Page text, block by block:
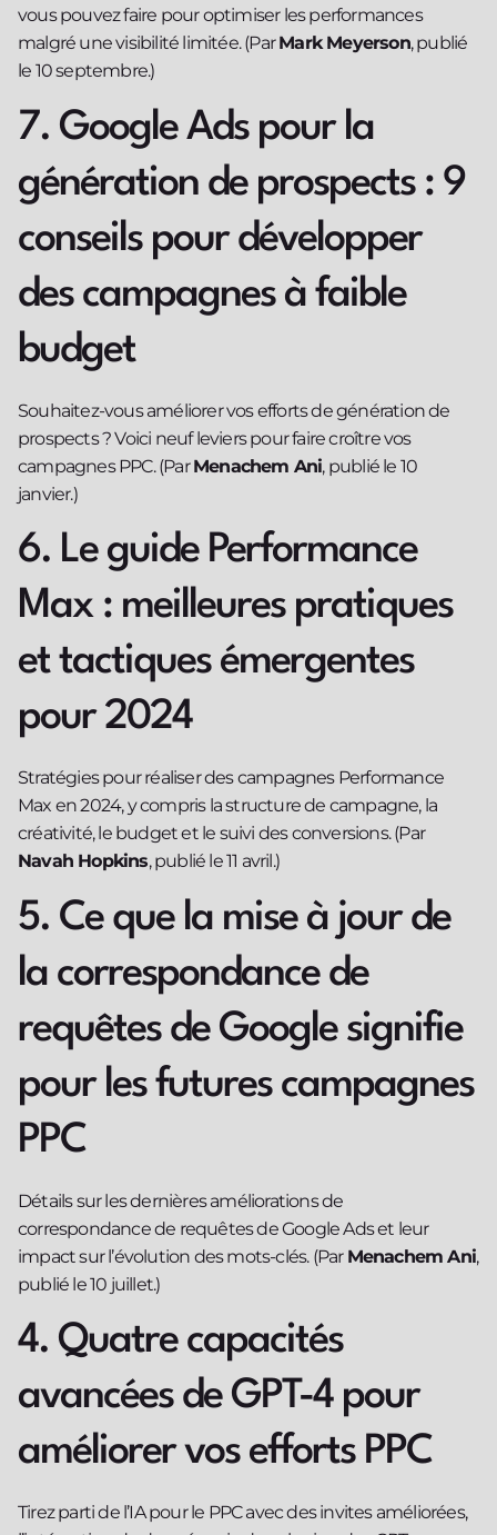
vous pouvez faire pour optimiser les performances
malgré une visibilité limitée. (ParMark Meyerson, publié
le 10 septembre.)
7. Google Ads pour la
génération de prospects : 9
conseils pour développer
des campagnes à faible
budget
Souhaitez-vous améliorer vos efforts de génération de
prospects ? Voici neuf leviers pour faire croître vos
campagnes PPC. (ParMenachem Ani, publié le 10
janvier.)
6. Le guide Performance
Max : meilleures pratiques
et tactiques émergentes
pour 2024
Stratégies pour réaliser des campagnes Performance
Max en 2024, y compris la structure de campagne, la
créativité, le budget et le suivi des conversions. (Par
Navah Hopkins, publié le 11 avril.)
5. Ce que la mise à jour de
la correspondance de
requêtes de Google signifie
pour les futures campagnes
PPC
Détails sur les dernières améliorations de
correspondance de requêtes de Google Ads et leur
impact sur l’évolution des mots-clés. (Par Menachem Ani,
publié le 10 juillet.)
4. Quatre capacités
avancées de GPT-4 pour
améliorer vos efforts PPC
Tirez parti de l’IA pour le PPC avec des invites améliorées,